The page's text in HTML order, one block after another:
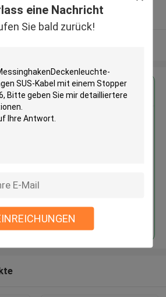
eine Nachricht
Sie bald zurück!
Lieferant
den besten Preis für
MessinghakenDeckenleuchte-